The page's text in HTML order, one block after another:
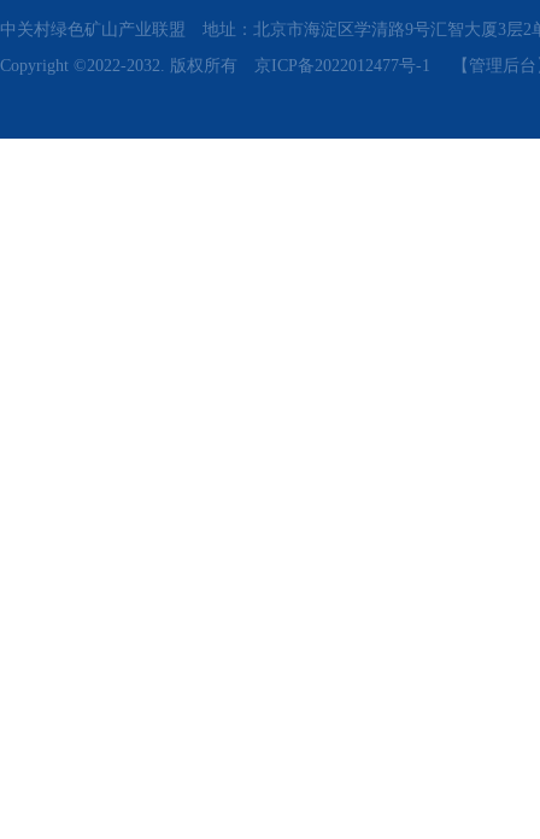
中关村绿色矿山产业联盟 地址：北京市海淀区学清路9号汇智大厦3层
Copyright ©2022-2032. 版权所有 京ICP备2022012477号-1 【管理后